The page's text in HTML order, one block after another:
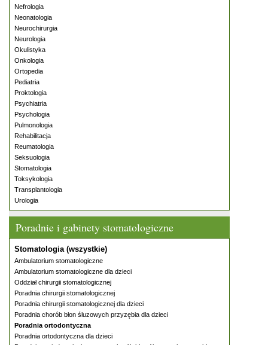
Nefrologia
Neonatologia
Neurochirurgia
Neurologia
Okulistyka
Onkologia
Ortopedia
Pediatria
Proktologia
Psychiatria
Psychologia
Pulmonologia
Rehabilitacja
Reumatologia
Seksuologia
Stomatologia
Toksykologia
Transplantologia
Urologia
Poradnie i gabinety stomatologiczne
Stomatologia (wszystkie)
Ambulatorium stomatologiczne
Ambulatorium stomatologiczne dla dzieci
Oddział chirurgii stomatologicznej
Poradnia chirurgii stomatologicznej
Poradnia chirurgii stomatologicznej dla dzieci
Poradnia chorób błon śluzowych przyzębia dla dzieci
Poradnia ortodontyczna
Poradnia ortodontyczna dla dzieci